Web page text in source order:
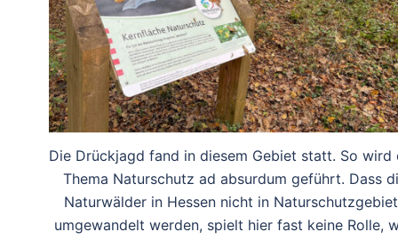
Die Drückjagd fand in diesem Gebiet statt. So wird
Thema Naturschutz ad absurdum geführt. Dass
Naturwälder in Hessen nicht in
umgewandelt werden, spielt hier fast keine Rolle,